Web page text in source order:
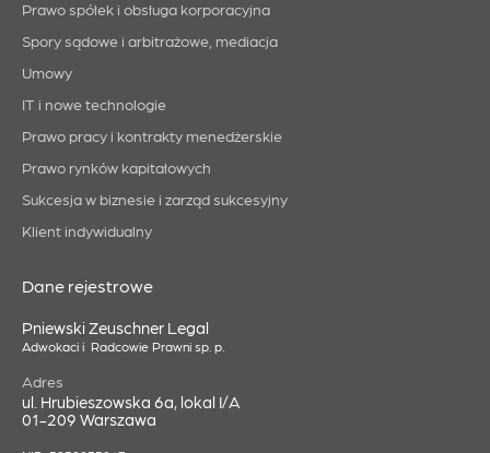
Prawo spółek i obsługa korporacyjna
Spory sądowe i arbitrażowe, mediacja
Umowy
IT i nowe technologie
Prawo pracy i kontrakty menedżerskie
Prawo rynków kapitałowych
Sukcesja w biznesie i zarząd sukcesyjny
Klient indywidualny
Dane rejestrowe
Pniewski Zeuschner Legal
Adwokaci i Radcowie Prawni sp. p.
Adres
ul. Hrubieszowska 6a, lokal I/A
01-209 Warszawa